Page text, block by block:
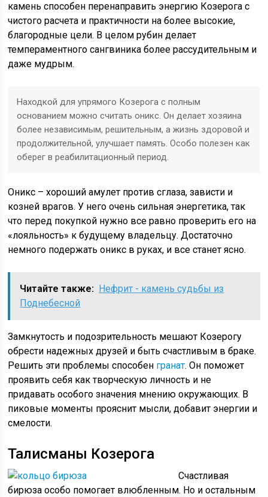
камень способен перенаправить энергию Козерога с
чистого расчета и практичности на более высокие,
благородные цели. В целом рубин делает
темпераментного сангвиника более рассудительным и
даже мудрым.
Находкой для упрямого Козерога с полным
основанием можно считать оникс. Он делает хозяина
более независимым, решительным, а жизнь здоровой и
продолжительной, улучшает память. Особо полезен как
оберег в реабилитационный период.
Оникс – хороший амулет против сглаза, зависти и
козней врагов. У него очень сильная энергетика, так
что перед покупкой нужно все равно проверить его на
«лояльность» к будущему владельцу. Достаточно
немного подержать оникс в руках, и все станет ясно.
Читайте также: Нефрит - камень судьбы из
Поднебесной
Замкнутость и подозрительность мешают Козерогу
обрести надежных друзей и быть счастливым в браке.
Решить эти проблемы способен гранат. Он поможет
проявить себя как творческую личность и не
придавать особого значения мнению окружающих. В
пиковые моменты прояснит мысли, добавит энергии и
смелости.
Талисманы Козерога
Счастливая
бирюза особо помогает влюбленным. Но и остальным